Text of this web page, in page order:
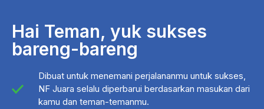
Hai Teman, yuk sukses
bareng-bareng
Dibuat untuk menemani perjalananmu untuk sukses,
NF Juara selalu diperbarui berdasarkan masukan dari
kamu dan teman-temanmu.